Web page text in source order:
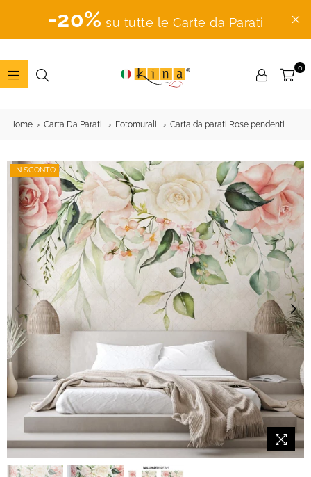
-20% su tutte le Carte da Parati
0
Home Carta Da Parati Fotomurali Carta da parati Rose pendenti
IN SCONTO